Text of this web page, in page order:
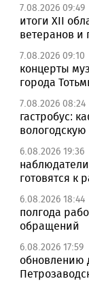
7.08.2026 09:49
итоги XII
ветеранов и
7.08.2026 09:10
концерты
города
7.08.2026 08:24
гастробус:
6.08.2026 19:36
готовятся к
6.08.2026 18:44
полгода
обращений
6.08.2026 17:59
обновлению